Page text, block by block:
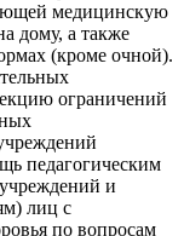
медицинскую
дому, а также
(кроме очной).
ограничений
педагогическим
и
лиц с
по вопросам